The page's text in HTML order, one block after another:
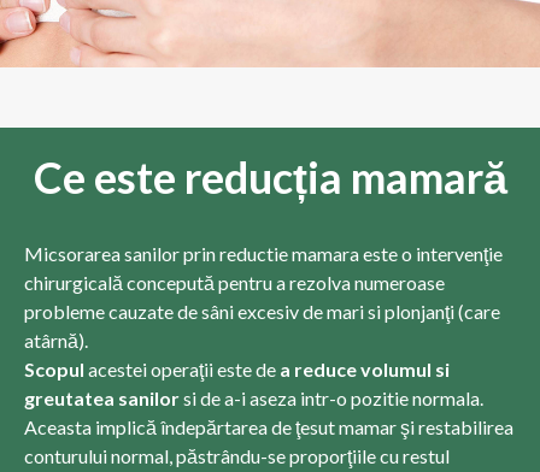
Ce este reducția mamară
Micsorarea sanilor prin reductie mamara este o intervenţie
chirurgicală concepută pentru a rezolva numeroase
probleme cauzate de sâni excesiv de mari si plonjanţi (care
atârnă).
Scopul acestei operaţii este de a reduce volumul si
greutatea sanilorsi de a-i aseza intr-o pozitie normala.
Aceasta implică îndepărtarea de ţesut mamar şi restabilirea
conturului normal, păstrându-se proporţiile cu restul